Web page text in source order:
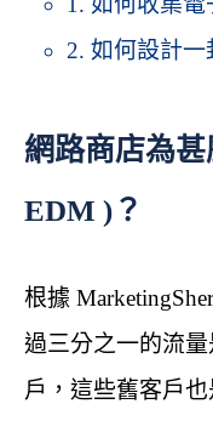
2. 如何設計一
網路商店為
EDM )？
根據
過三分之一的流
戶，這些舊客戶